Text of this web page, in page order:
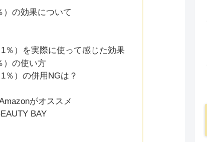
）の効果について
％）を実際に使って感じた効果
）の使い方
％）の併用NGは？
がオススメ
BAY